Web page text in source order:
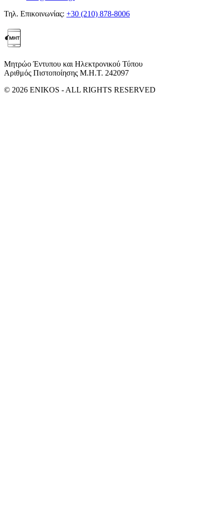
Τηλ. Επικοινωνίας: +30 (210) 878-8006
Μητρώο Έντυπου και Ηλεκτρονικού Τύπου
Αριθμός Πιστοποίησης Μ.Η.Τ. 242097
© 2026 ENIKOS - ALL RIGHTS RESERVED